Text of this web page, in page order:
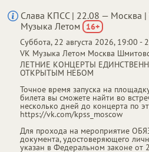
Слава КПСС | 22.08 — Москва |
Музыка Летом
16+
Суббота, 22 августа 2026, 19:00 -
VK Музыка Летом Москва
ЛЕТНИЕ КОНЦЕРТЫ
ОТКРЫТЫМ НЕБОМ
Точное время запуска на
билета вы сможете найти во
несколько дней до концерта по
https://vk.com/kpss_moscow
Для прохода на мероприятие
документа, удостоверяющего
указан в Федеральном законе
От 3 100 ₽ до 8 200 ₽